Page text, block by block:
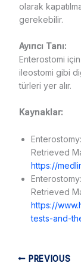
olarak
gerekebilir.
Ayırıcı Tanı:
Enterostomi için
ileostomi gibi
türleri yer alır.
Kaynaklar:
Retrieved
https://
Retrieved
https://
tests-and-
PREVIOUS